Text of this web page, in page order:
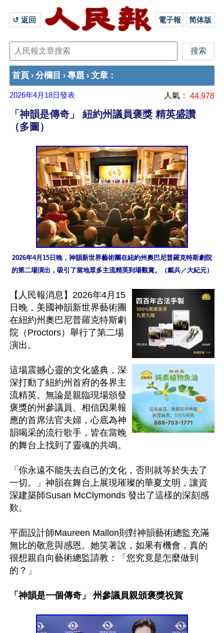
↺ 返回 電子報 简体版
首頁 › 分欄目 › 專題 › 文章 ：
2026年4月18日發表 人氣： 44,978
「神韻是傳奇」 紐約州議員褒獎 精英盛讚
（多圖）
2026年4月15日晚，神韻新世界藝術團在紐約州奧巴尼普羅克特斯劇院
的第二場演出，吸引了當地眾多主流精英到場觀賞。（戴兵／大紀元）
【人民報消息】2026年4月15
日晚，美國神韻新世界藝術團
在紐約州奧巴尼普羅克特斯劇
院（Proctors）舉行了第二場
演出。
這場震撼心靈的文化盛典，深
深打動了紐約州首府的各界主
流精英。無論是親臨現場頒發
褒獎的州參議員、相信因果報
應的首席法官夫婦，心底為神
韻喝采的流行歌手，皆在當晚
的舞台上找到了靈魂的共鳴。
「你永遠不能失去自己的文化，否則就等於失去了
一切。」神韻在舞台上展現璀璨的華夏文明，讓資
深建築師Susan McClymonds 發出了這樣的深刻感
歎。
平面設計師Maureen Mallon則對神韻藝術總監充滿
無比的敬意與感恩。她笑著說，如果有機會，真的
很想親自向藝術總監請教：「您究竟是怎麼做到
的？」
「神韻是一個傳奇」 州參議員親頒褒獎祝賀